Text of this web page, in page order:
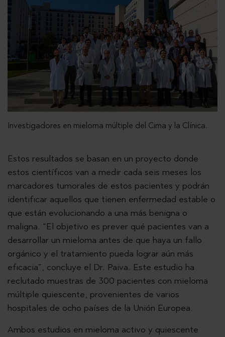
Investigadores en mieloma múltiple del Cima y la Clínica.
Estos resultados se basan en un proyecto donde
estos científicos van a medir cada seis meses los
marcadores tumorales de estos pacientes y podrán
identificar aquellos que tienen enfermedad estable o
que están evolucionando a una más benigna o
maligna. “El objetivo es prever qué pacientes van a
desarrollar un mieloma antes de que haya un fallo
orgánico y el tratamiento pueda lograr aún más
eficacia”, concluye el Dr. Paiva. Este estudio ha
reclutado muestras de 300 pacientes con mieloma
múltiple quiescente, provenientes de varios
hospitales de ocho países de la Unión Europea.
Ambos estudios en mieloma activo y quiescente